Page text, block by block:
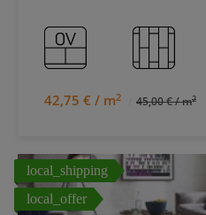
42,75 € / m2 45,00 € / m2
local_shipping
local_offer